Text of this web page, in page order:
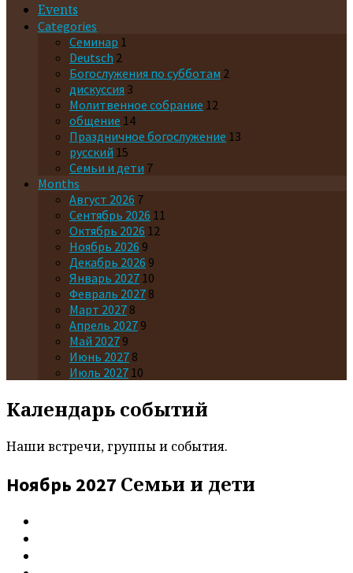
Events
Categories
Cеминар 1
Deutsch 2
Богослужения по субботам 2
дискуссия 3
Молитвенное собрание 12
общение 14
Праздничное богослужение 13
русский 15
Семьи и дети 7
Months
Август 2026 7
Сентябрь 2026 11
Октябрь 2026 12
Ноябрь 2026 9
Декабрь 2026 9
Январь 2027 10
Февраль 2027 8
Март 2027 8
Апрель 2027 9
Май 2027 9
Июнь 2027 8
Июль 2027 10
Календарь событий
Наши встречи, группы и события.
Ноябрь 2027 Семьи и дети